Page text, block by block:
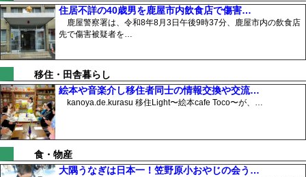
住居不詳の40歳男を鹿屋市内飲食店で傷害…
鹿屋警察署は、令和8年8月3日午後9時37分、鹿屋市内の飲食店
先で傷害被疑者を…
移住・田舎暮らし
絵本や音楽介し移住者同士の情報交換や交流…
kanoya.de.kurasu 移住Light〜絵本cafe Toco〜が、…
食・物産
大隅うなぎは日本一！笠野原小おやじの会う…